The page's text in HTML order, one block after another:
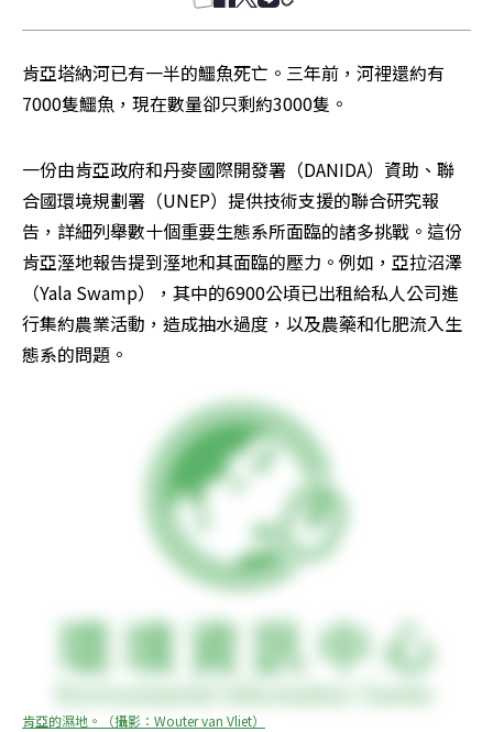
肯亞塔納河已有一半的鱷魚死亡。三年前，河裡還約有
7000隻鱷魚，現在數量卻只剩約3000隻。
一份由肯亞政府和丹麥國際開發署（DANIDA）資助、聯
合國環境規劃署（UNEP）提供技術支援的聯合研究報
告，詳細列舉數十個重要生態系所面臨的諸多挑戰。這份
肯亞溼地報告提到溼地和其面臨的壓力。例如，亞拉沼澤
（Yala Swamp），其中的6900公頃已出租給私人公司進
行集約農業活動，造成抽水過度，以及農藥和化肥流入生
態系的問題。
肯亞的濕地。（攝影：Wouter van Vliet）